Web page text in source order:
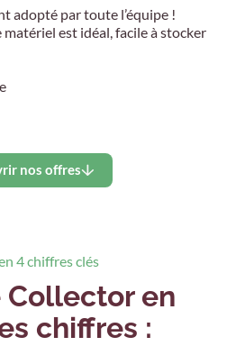
adopté par toute l’équipe !
matériel est idéal, facile à stocker
nos offres
4 chiffres clés
Collector en
chiffres :